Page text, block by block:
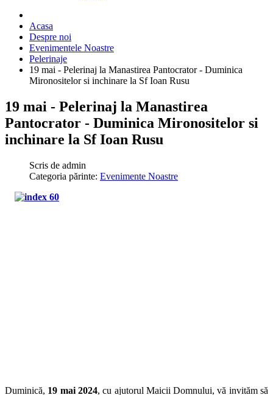
Acasa
Despre noi
Evenimentele Noastre
Pelerinaje
19 mai - Pelerinaj la Manastirea Pantocrator - Duminica
Mironositelor si inchinare la Sf Ioan Rusu
19 mai - Pelerinaj la Manastirea
Pantocrator - Duminica Mironositelor si
inchinare la Sf Ioan Rusu
Scris de admin
Categoria părinte: Evenimente Noastre
Duminică, 19 mai 2024, cu ajutorul Maicii Domnului, vă invităm să